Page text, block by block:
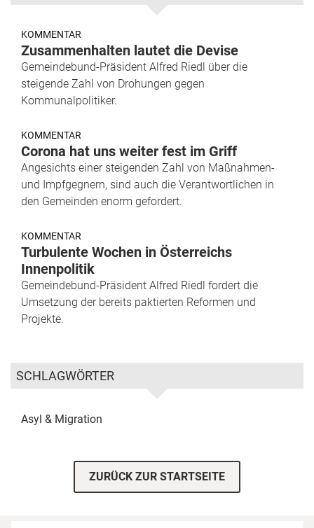
KOMMENTAR
Zusammenhalten lautet die Devise
Gemeindebund-Präsident Alfred Riedl über die
steigende Zahl von Drohungen gegen
Kommunalpolitiker.
KOMMENTAR
Corona hat uns weiter fest im Griff
Angesichts einer steigenden Zahl von Maßnahmen-
und Impfgegnern, sind auch die Verantwortlichen in
den Gemeinden enorm gefordert.
KOMMENTAR
Turbulente Wochen in Österreichs
Innenpolitik
Gemeindebund-Präsident Alfred Riedl fordert die
Umsetzung der bereits paktierten Reformen und
Projekte.
SCHLAGWÖRTER
Asyl & Migration
ZURÜCK ZUR STARTSEITE